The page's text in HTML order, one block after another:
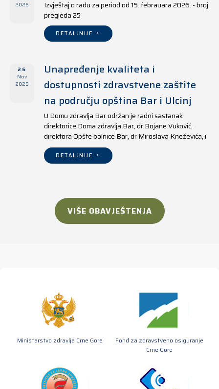
2026
Izvještaj o radu za period od 15. febrauara 2026. - broj
pregleda 25
DETALJNIJE
26
Nov
2025
Unapređenje kvaliteta i
dostupnosti zdravstvene zaštite
na području opština Bar i Ulcinj
U Domu zdravlja Bar održan je radni sastanak
direktorice Doma zdravlja Bar, dr Bojane Vuković,
direktora Opšte bolnice Bar, dr Miroslava Kneževića, i
direktora Doma zdravlja Ulcinj, Kreshnika Mustafe.
DETALJNIJE
VIŠE OBAVJEŠTENJA
Ministarstvo zdravlja Crne Gore
Fond za zdravstveno osiguranje
Crne Gore